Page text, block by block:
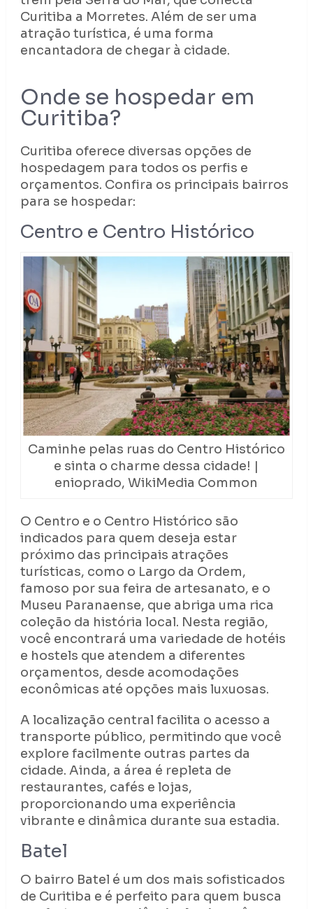
Curitiba a Morretes. Além de ser uma
atração turística, é uma forma
encantadora de chegar à cidade.
Onde se hospedar em
Curitiba?
Curitiba oferece diversas opções de
hospedagem para todos os perfis e
orçamentos. Confira os principais bairros
para se hospedar:
Centro e Centro Histórico
Caminhe pelas ruas do Centro Histórico
e sinta o charme dessa cidade! |
enioprado, WikiMedia Common
O Centro e o Centro Histórico são
indicados para quem deseja estar
próximo das principais atrações
turísticas, como o Largo da Ordem,
famoso por sua feira de artesanato, e o
Museu Paranaense, que abriga uma rica
coleção da história local. Nesta região,
você encontrará uma variedade de hotéis
e hostels que atendem a diferentes
orçamentos, desde acomodações
econômicas até opções mais luxuosas.
A localização central facilita o acesso a
transporte público, permitindo que você
explore facilmente outras partes da
cidade. Ainda, a área é repleta de
restaurantes, cafés e lojas,
proporcionando uma experiência
vibrante e dinâmica durante sua estadia.
Batel
O bairro Batel é um dos mais sofisticados
de Curitiba e é perfeito para quem busca